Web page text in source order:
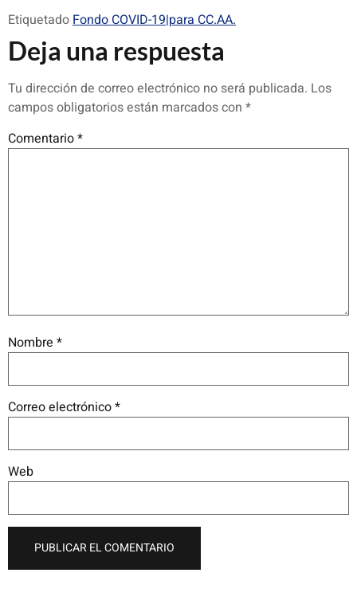
Etiquetado Fondo COVID-19|para CC.AA.
Deja una respuesta
Tu dirección de correo electrónico no será publicada. Los
campos obligatorios están marcados con *
Comentario*
Nombre *
Correo electrónico*
Web